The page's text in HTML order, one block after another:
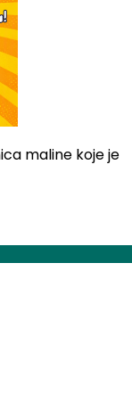
maline koje je